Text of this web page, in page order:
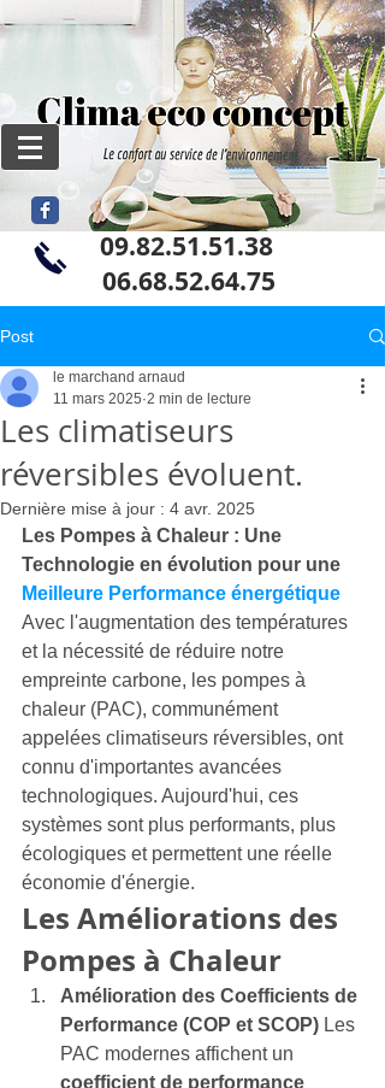
09.82.51.51.38
06.68.52.64.75
Post
Les climatiseurs
réversibles évoluent.
le marchand arnaud
11 mars 2025 2 min de lecture
Dernière mise à jour : 4 avr. 2025
Les Pompes à Chaleur : Une
Technologie en évolution pour une
Meilleure Performance énergétique
Avec l'augmentation des températures
et la nécessité de réduire notre
empreinte carbone, les pompes à
chaleur (PAC), communément
appelées climatiseurs réversibles, ont
connu d'importantes avancées
technologiques. Aujourd'hui, ces
systèmes sont plus performants, plus
écologiques et permettent une réelle
économie d'énergie.
Les Améliorations des
Pompes à Chaleur
Amélioration des Coefficients de
Performance (COP et SCOP) Les
PAC modernes affichent un
coefficient de performance